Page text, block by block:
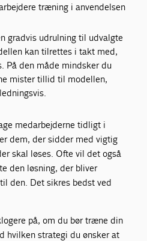
træning i anvendelsen
gradvis udrulning til udvalgte
kan tilrettes i takt med,
På den måde mindsker du
mister tillid til modellen,
medarbejderne tidligt i
dem, der sidder med vigtig
skal løses. Ofte vil det også
den løsning, der bliver
den. Det sikres bedst ved
på, om du bør træne din
hvilken strategi du ønsker at